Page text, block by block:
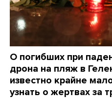
О погибших при
дрона на пляж в
известно крайне
узнать о жертвах за